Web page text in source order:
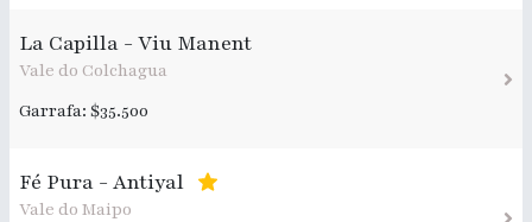
La Capilla - Viu Manent
Vale do Colchagua
Garrafa: $35.500
Fé Pura - Antiyal
Vale do Maipo